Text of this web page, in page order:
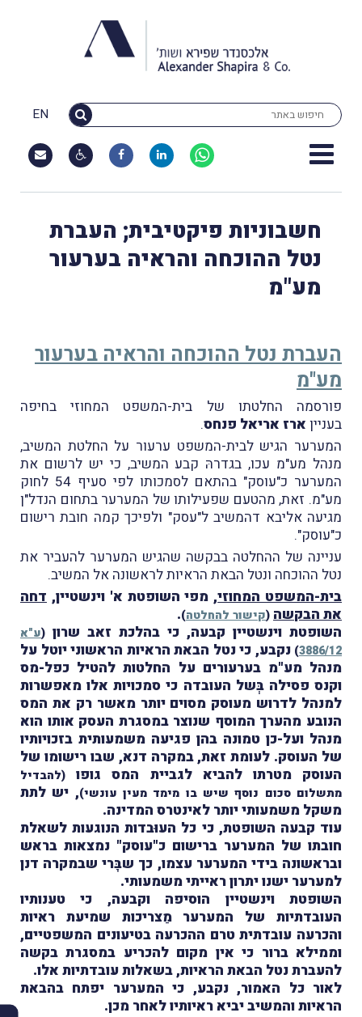
EN
חשבוניות פיקטיבית; העברת
נטל ההוכחה והראיה בערעור
מע"מ
העברת נטל ההוכחה והראיה בערעור
מע"מ
פורסמה החלטתו של בית-המשפט המחוזי בחיפה
בעניין ארז אריאל פנחס.
המערער הגיש לבית-המשפט ערעור על החלטת המשיב,
מנהל מע"מ עכו, בגדרהּ קבע המשיב, כי יש לרשום את
המערער כ"עוסק" בהתאם לסמכותו לפי סעיף 54 לחוק
מע"מ. זאת, מהטעם שפעילותו של המערער בתחום הנדל"ן
מגיעה אליבא דהמשיב ל"עסק" ולפיכך קמה חובת רישום
כ"עוסק".
עניינה של ההחלטה בבקשה שהגיש המערער להעביר את
נטל ההוכחה ונטל הבאת הראיות לראשונה אל המשיב.
בית-המשפט המחוזי, מפי השופטת א' וינשטיין, דחה
את הבקשה (קישור להחלטה)
.
השופטת וינשטיין קבעה, כי בהלכת זאב שרון (ע"א
3886/12
) נקבע, כי נטל הבאת הראיות הראשוני יוטל על
מנהל מע"מ בערעורים על החלטות להטיל כפל-מס
וקנס פסילה בְּשל העובדה כי סמכויות אלו מאפשרות
למנהל לדרוש מעוסק מסוים יותר מאשר רק את המס
הנובע מהערך המוסף שנוצר במסגרת העסק אותו הוא
מנהל ועל-כן טמונה בהן פגיעה משמעותית בזכויותיו
של העוסק. לעומת זאת, במקרה דנא, שבו רישומו של
העוסק מטרתו להביא לגביית המס גופו (להבדיל
מתשלום סכום נוסף שיש בו מימד מעין עונשי), יש לתת
משקל משמעותי יותר לאינטרס המדינה.
עוד קבעה השופטת, כי כל העוּבדות הנוגעות לשאלת
חובתו של המערער ברישום כ"עוסק" נמצאות בראש
ובראשונה בידי המערער עצמו, כך שבָּרי שבמקרה דנן
למערער ישנו יתרון ראייתי משמעותי.
השופטת וינשטיין הוסיפה וקבעה, כי טענותיו
העובדתיות של המערער מַצריכות שמיעת ראיות
והכרעה עובדתית טרם ההכרעה בטיעונים המשפטיים,
וממילא ברור כי אין מקום להכריע במסגרת בקשה
להעברת נטל הבאת הראיות, בשאלות עובדתיות אלו.
לאור כל האמור, נקבע, כי המערער יפתח בהבאת
הראיות והמשיב יביא ראיותיו לאחר מכן.